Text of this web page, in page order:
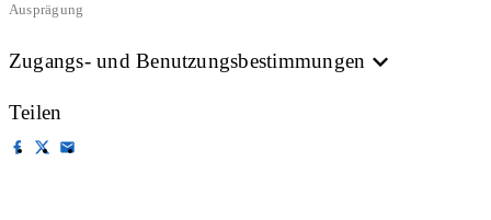
Ausprägung
Zugangs- und Benutzungsbestimmungen
Teilen